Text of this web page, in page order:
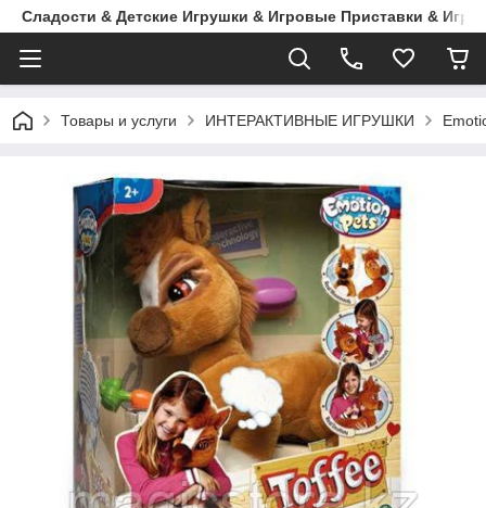
Сладости & Детские Игрушки & Игровые Приставки & Игры
Товары и услуги ИНТЕРАКТИВНЫЕ ИГРУШКИ